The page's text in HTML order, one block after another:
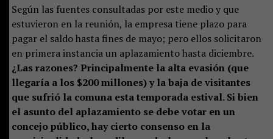
Según las fuentes consultadas por este medio y que
estuvieron en la reunión, la empresa tiene plazo para
pagar el saldo hasta fines de mayo; pero ellos solicitaron
en primera instancia un aplazamiento hasta diciembre.
¿Las razones? Principalmente la alta evasión (que
llegaría a los $200 millones) y la baja de visitantes
que sufrió la comuna esta temporada estival. Si bien
el asunto del aplazamiento se debe votar en un
concejo público, hay cierto consenso en la